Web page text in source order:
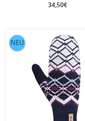
34,50€
NEU